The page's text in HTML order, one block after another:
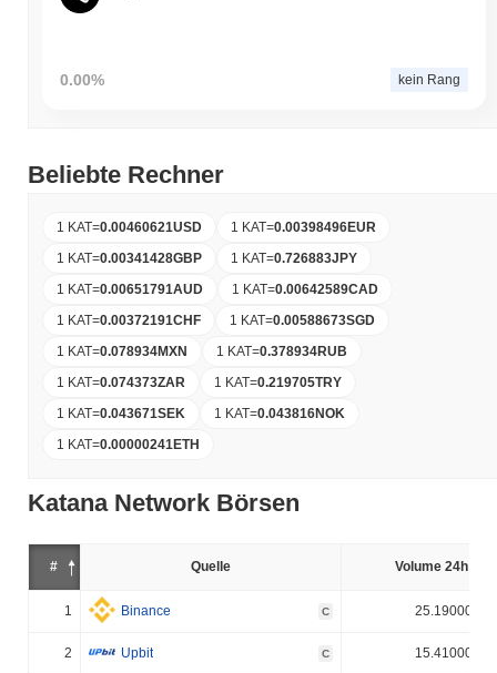
0.00% kein Rang
Beliebte Rechner
1 KAT=0.00460621USD 1 KAT=0.00398496EUR
1 KAT=0.00341428GBP 1 KAT=0.726883JPY
1 KAT=0.00651791AUD 1 KAT=0.00642589CAD
1 KAT=0.00372191CHF 1 KAT=0.00588673SGD
1 KAT=0.078934MXN 1 KAT=0.378934RUB
1 KAT=0.074373ZAR 1 KAT=0.219705TRY
1 KAT=0.043671SEK 1 KAT=0.043816NOK
1 KAT=0.00000241ETH
Katana Network Börsen
# Quelle Volume 24h (%)
1 Binance C 25.190000%
2 Upbit C 15.410000%